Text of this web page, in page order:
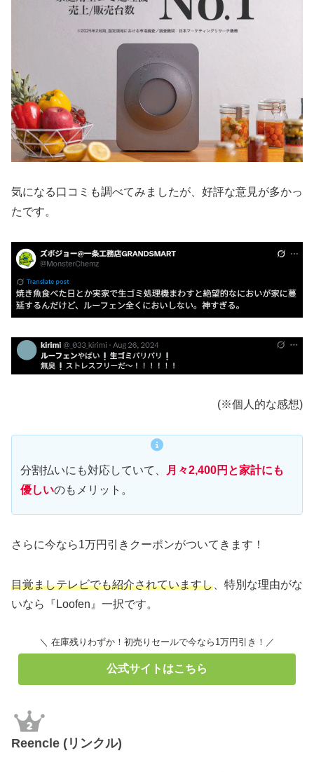
気になる口コミも調べてみましたが、好評な意見が多かっ
たです。
(※個人的な感想)
分割払いにも対応していて、
月々2,400円と家計にも
優しいのもメリット。
さらに今なら1万円引きクーポンがついてきます！
目覚ましテレビでも紹介されていますし 、特別な理由がな
いなら『Loofen』一択です。
＼ 在庫残りわずか！初売りセールで今なら1万円引き！／
公式サイトはこちら
Reencle (リンクル)